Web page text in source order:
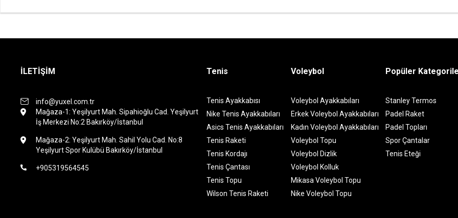
İLETİŞİM
info@yuxel.com.tr
Mağaza-1: Yeşilyurt Mah. Sipahioğlu Cad. Yeşilyurt
İş Merkezi No:2 Bakırköy/İstanbul
Mağaza-2: Yeşilyurt Mah. Sahil Yolu Cad. No:8
Yeşilyurt Spor Kulübü Bakırköy/İstanbul
+905319564545
Tenis
Tenis Ayakkabısı
Nike Tenis Ayakkabıları
Asics Tenis Ayakkabıları
Tenis Raketi
Tenis Kordajı
Tenis Çantası
Tenis Topu
Wilson Tenis Raketi
Voleybol
Voleybol Ayakkabıları
Erkek Voleybol Ayakkabıları
Kadın Voleybol Ayakkabıları
Voleybol Topu
Voleybol Dizlik
Voleybol Kolluk
Mikasa Voleybol Topu
Nike Voleybol Topu
Popüler
Stanley Termos
Padel Raket
Padel Topları
Spor Çantalar
Tenis Eteği